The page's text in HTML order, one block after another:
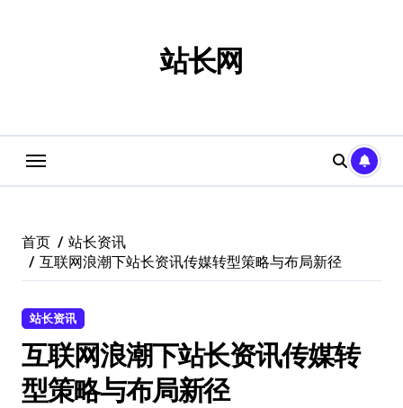
站长网
首页
站长资讯
互联网浪潮下站长资讯传媒转型策略与布局新径
站长资讯
互联网浪潮下站长资讯传媒转
型策略与布局新径